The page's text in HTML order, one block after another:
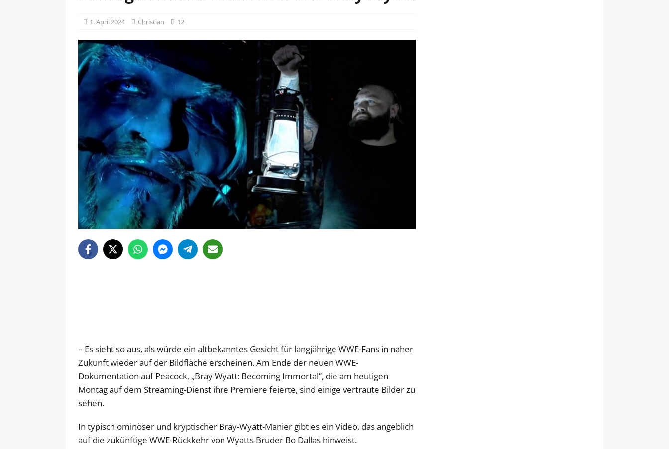
1. April 2024 Christian 12
– Es sieht so aus, als würde ein altbekanntes Gesicht für langjährige WWE-Fans in naher
Zukunft wieder auf der Bildfläche erscheinen. Am Ende der neuen WWE-
Dokumentation auf Peacock, „Bray Wyatt: Becoming Immortal“, die am heutigen
Montag auf dem Streaming-Dienst ihre Premiere feierte, sind einige vertraute Bilder zu
sehen.
In typisch ominöser und kryptischer Bray-Wyatt-Manier gibt es ein Video, das angeblich
auf die zukünftige WWE-Rückkehr von Wyatts Bruder Bo Dallas hinweist.